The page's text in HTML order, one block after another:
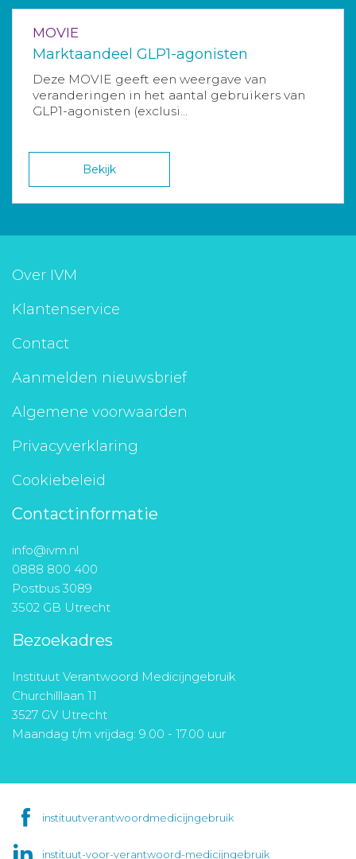
MOVIE
Marktaandeel GLP1-agonisten
Deze MOVIE geeft een weergave van
veranderingen in het aantal gebruikers van
GLP1-agonisten (exclusi...
Bekijk
Over IVM
Klantenservice
Contact
Aanmelden nieuwsbrief
Algemene voorwaarden
Privacyverklaring
Cookiebeleid
Contactinformatie
info@ivm.nl
0888 800 400
Postbus 3089
3502 GB Utrecht
Bezoekadres
Instituut Verantwoord Medicijngebruik
Churchilllaan 11
3527 GV Utrecht
Maandag t/m vrijdag: 9.00 - 17.00 uur
instituutverantwoordmedicijngebruik
instituut-voor-verantwoord-medicijngebruik